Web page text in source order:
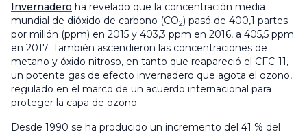
Invernadero ha revelado que la concentración media
mundial de dióxido de carbono (CO2) pasó de 400,1 partes
por millón (ppm) en 2015 y 403,3 ppm en 2016, a 405,5 ppm
en 2017. También ascendieron las concentraciones de
metano y óxido nitroso, en tanto que reapareció el CFC-11,
un potente gas de efecto invernadero que agota el ozono,
regulado en el marco de un acuerdo internacional para
proteger la capa de ozono.
Desde 1990 se ha producido un incremento del 41 % del